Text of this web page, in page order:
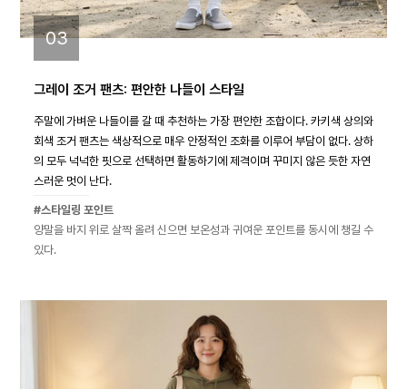
03
그레이 조거 팬츠: 편안한 나들이 스타일
주말에 가벼운 나들이를 갈 때 추천하는 가장 편안한 조합이다. 카키색 상의와
회색 조거 팬츠는 색상적으로 매우 안정적인 조화를 이루어 부담이 없다. 상하
의 모두 넉넉한 핏으로 선택하면 활동하기에 제격이며 꾸미지 않은 듯한 자연
스러운 멋이 난다.
#스타일링 포인트
양말을 바지 위로 살짝 올려 신으면 보온성과 귀여운 포인트를 동시에 챙길 수
있다.